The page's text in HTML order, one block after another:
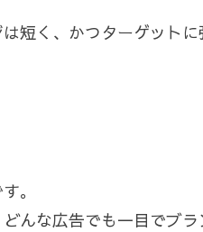
短く、かつターゲット
。
んな広告でも一目でブラ